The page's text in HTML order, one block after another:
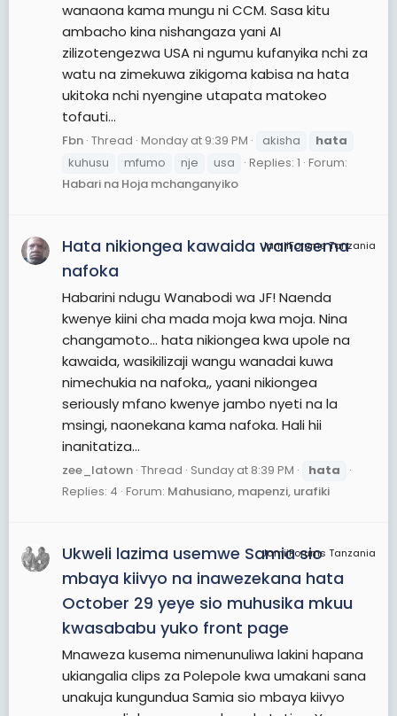
wanaona kama mungu ni CCM. Sasa kitu
ambacho kina nishangaza yani AI
zilizotengezwa USA ni ngumu kufanyika nchi za
watu na zimekuwa zikigoma kabisa na hata
ukitoka nchi nyengine utapata matokeo
tofauti...
Fbn Thread Monday at 9:39 PM akisha
hata
kuhusu
mfumo nje usa Replies: 1 Forum:
Habari na Hoja mchanganyiko
JamiiForums Tanzania
Hata nikiongea kawaida wanasema
nafoka
Habarini ndugu Wanabodi wa JF! Naenda
kwenye kiini cha mada moja kwa moja. Nina
changamoto... hata nikiongea kwa upole na
kawaida, wasikilizaji wangu wanadai kuwa
nimechukia na nafoka,, yaani nikiongea
seriously mfano kwenye jambo nyeti na la
msingi, naonekana kama nafoka. Hali hii
inanitatiza...
zee_latown Thread Sunday at 8:39 PM
hata
Replies: 4 Forum: Mahusiano, mapenzi, urafiki
JamiiForums Tanzania
Ukweli lazima usemwe Samia sio
mbaya kiivyo na inawezekana hata
October 29 yeye sio muhusika mkuu
kwasababu yuko front page
Mnaweza kusema nimenunuliwa lakini hapana
ukiangalia clips za Polepole kwa umakani sana
unakuja kungundua Samia sio mbaya kiivyo